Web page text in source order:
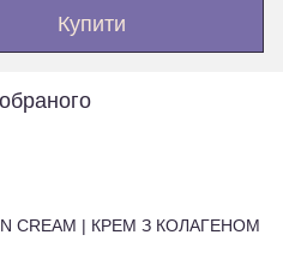
Купити
CREAM | КРЕМ З КОЛАГЕНОМ